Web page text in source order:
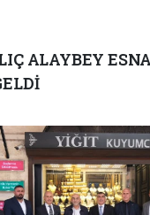
ALAYBEY